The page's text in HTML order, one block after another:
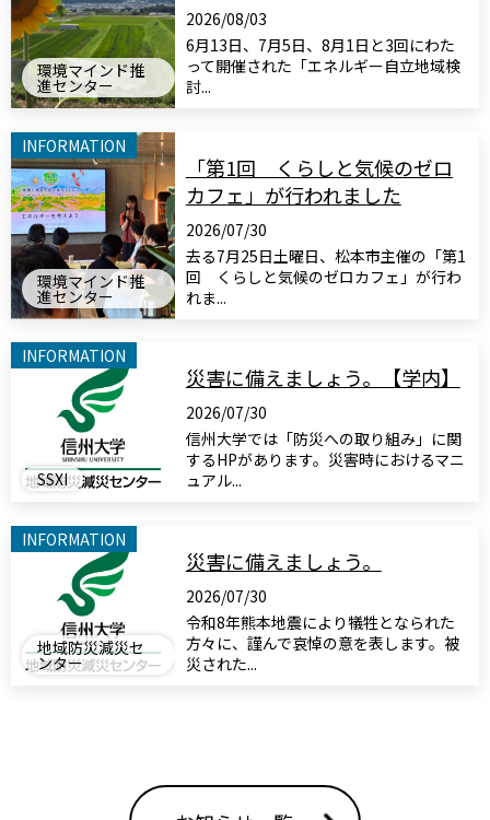
環境マインド推
進センター
2026/08/03
6月13日、7月5日、8月1日と3回にわた
って開催された「エネルギー自立地域検
討...
環境マインド推
進センター
INFORMATION
「第1回 くらしと気候のゼロ
カフェ」が行われました
2026/07/30
去る7月25日土曜日、松本市主催の「第1
回 くらしと気候のゼロカフェ」が行わ
れま...
SSXI
INFORMATION
災害に備えましょう。【学内】
2026/07/30
信州大学では「防災への取り組み」に関
するHPがあります。災害時におけるマニ
ュアル...
地域防災減災セ
ンター
INFORMATION
災害に備えましょう。
2026/07/30
令和8年熊本地震により犠牲となられた
方々に、謹んで哀悼の意を表します。被
災された...